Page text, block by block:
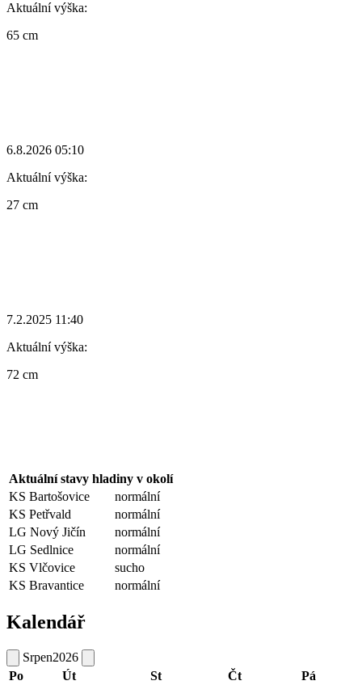
Aktuální výška:
65 cm
6.8.2026 05:10
Aktuální výška:
27 cm
7.2.2025 11:40
Aktuální výška:
72 cm
Aktuální stavy hladiny v okolí
KS Bartošovice
normální
KS Petřvald
normální
LG Nový Jičín
normální
LG Sedlnice
normální
KS Vlčovice
sucho
KS Bravantice
normální
Kalendář
Srpen2026
Po
Út St Čt Pá